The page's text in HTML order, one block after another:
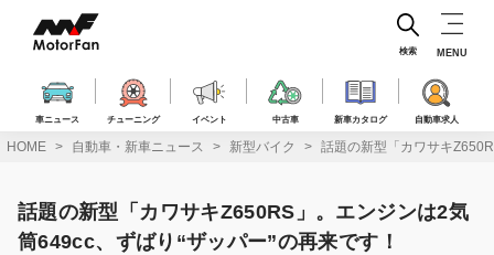
ス
車ニュース チューニング イベント 中古車 新車カタログ 自動車求人
検索 MENU
HOME 自動車・新車ニュース 新型バイク 話題の新型「カワサキ
話題の新型「カワサキZ650RS」。エンジンは2気
筒649cc、ずばり“ザッパー”の再来です！